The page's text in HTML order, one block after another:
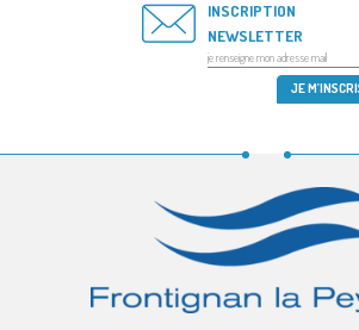
INSCRIPTION
NEWSLETTER